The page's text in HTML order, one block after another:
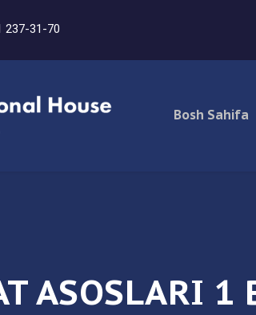
237-31-70
Bosh Sahifa
ASOSLARI 1